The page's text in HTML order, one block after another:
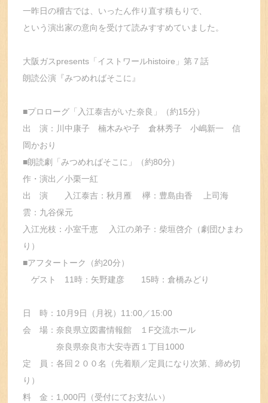
一昨日の稽古では、いったん作り直す積もりで、
という演出家の意向を受けて読みすすめていました。
大阪ガスpresents「イストワールhistoire」第７話
朗読公演『みつめればそこに』
■プロローグ「入江泰吉がいた奈良」（約15分）
出 演：川中康子 楠木みや子 倉林秀子 小嶋新一 信
岡かおり
■朗読劇「みつめればそこに」（約80分）
作・演出／小栗一紅
出 演 入江泰吉：秋月雁 欅：豊島由香 上司海
雲：九谷保元
入江光枝：小室千恵 入江の弟子：柴垣啓介（劇団ひまわ
り）
■アフタートーク（約20分）
ゲスト 11時：矢野建彦 15時：倉橋みどり
日 時：10月9日（月祝）11:00／15:00
会 場：奈良県立図書情報館 １F交流ホール
奈良県奈良市大安寺西１丁目1000
定 員：各回２００名（先着順／定員になり次第、締め切
り）
料 金：1,000円（受付にてお支払い）